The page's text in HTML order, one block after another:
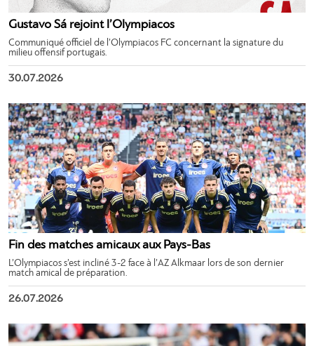
Gustavo Sá rejoint l’Olympiacos
Communiqué officiel de l’Olympiacos FC concernant la signature du
milieu offensif portugais.
30.07.2026
Fin des matches amicaux aux Pays-Bas
L’Olympiacos s’est incliné 3-2 face à l’AZ Alkmaar lors de son dernier
match amical de préparation.
26.07.2026